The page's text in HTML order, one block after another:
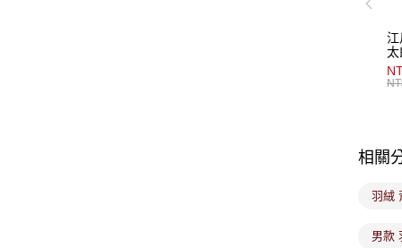
江
太
相關
羽絨
男款